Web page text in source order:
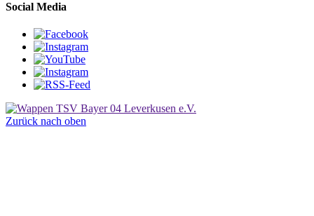
Social Media
Zurück nach oben